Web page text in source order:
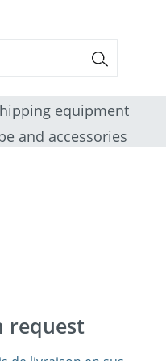
equipment
and accessories
request